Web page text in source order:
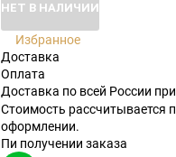
НЕТ В НАЛИЧИИ
Избранное
Доставка
Оплата
Доставка по всей России
Стоимость рассчитывается
оформлении.
Пи получении заказа